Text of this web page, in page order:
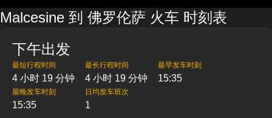
Malcesine 到 佛罗伦萨 火车 时刻表
下午出发
最短行程时间
4 小时 19 分钟
最长行程时间
4 小时 19 分钟
最早发车时刻
15:35
最晚发车时刻
15:35
日均发车班次
1